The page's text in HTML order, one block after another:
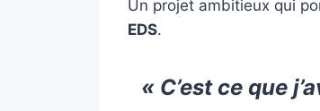
Un projet ambitieux qui
EDS.
« C’est ce que